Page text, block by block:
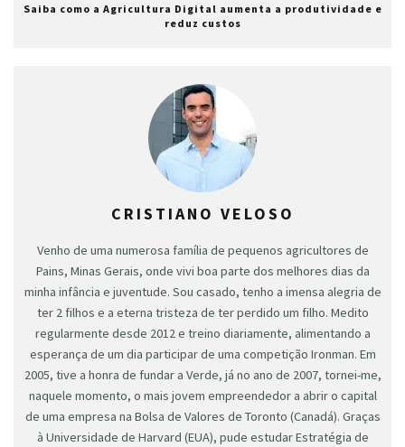
Saiba como a Agricultura Digital aumenta a produtividade e
reduz custos
CRISTIANO VELOSO
Venho de uma numerosa família de pequenos agricultores de
Pains, Minas Gerais, onde vivi boa parte dos melhores dias da
minha infância e juventude. Sou casado, tenho a imensa alegria de
ter 2 filhos e a eterna tristeza de ter perdido um filho. Medito
regularmente desde 2012 e treino diariamente, alimentando a
esperança de um dia participar de uma competição Ironman. Em
2005, tive a honra de fundar a Verde, já no ano de 2007, tornei-me,
naquele momento, o mais jovem empreendedor a abrir o capital
de uma empresa na Bolsa de Valores de Toronto (Canadá). Graças
à Universidade de Harvard (EUA), pude estudar Estratégia de